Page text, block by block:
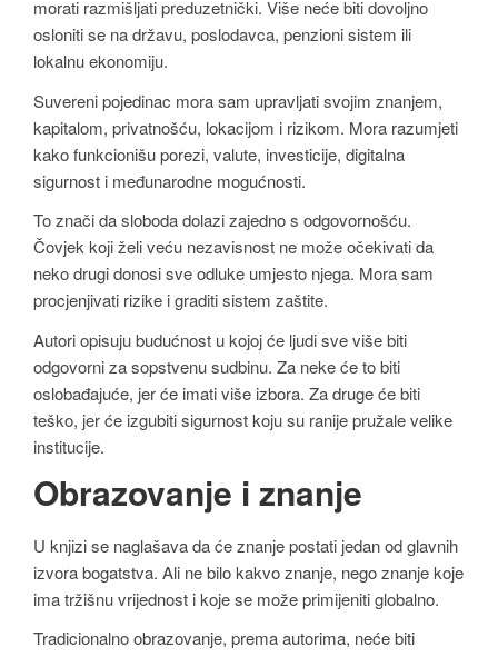
morati razmišljati preduzetnički. Više neće biti dovoljno
osloniti se na državu, poslodavca, penzioni sistem ili
lokalnu ekonomiju.
Suvereni pojedinac mora sam upravljati svojim znanjem,
kapitalom, privatnošću, lokacijom i rizikom. Mora razumjeti
kako funkcionišu porezi, valute, investicije, digitalna
sigurnost i međunarodne mogućnosti.
To znači da sloboda dolazi zajedno s odgovornošću.
Čovjek koji želi veću nezavisnost ne može očekivati da
neko drugi donosi sve odluke umjesto njega. Mora sam
procjenjivati rizike i graditi sistem zaštite.
Autori opisuju budućnost u kojoj će ljudi sve više biti
odgovorni za sopstvenu sudbinu. Za neke će to biti
oslobađajuće, jer će imati više izbora. Za druge će biti
teško, jer će izgubiti sigurnost koju su ranije pružale velike
institucije.
Obrazovanje i znanje
U knjizi se naglašava da će znanje postati jedan od glavnih
izvora bogatstva. Ali ne bilo kakvo znanje, nego znanje koje
ima tržišnu vrijednost i koje se može primijeniti globalno.
Tradicionalno obrazovanje, prema autorima, neće biti